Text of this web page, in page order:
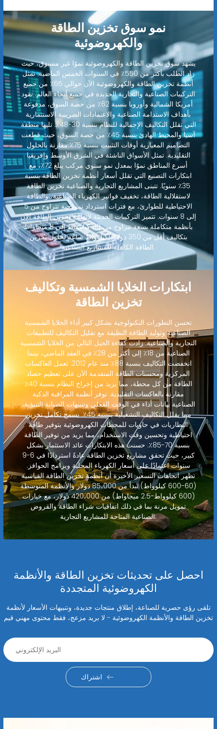
نمو سوق تخزين الطاقة
والكهروضوئية
يشهد سوق تخزين الطاقة والكهروضوئية نموًا غير مسبوق، حيث
زاد الطلب بأكثر من 550٪ في السنوات الخمس الماضية. تمثل
أنظمة تخزين الطاقة والكهروضوئية الآن حوالي 65٪ من جميع
التركيبات الصناعية والتجارية الجديدة في جميع أنحاء العالم. تقود
أمريكا الشمالية وأوروبا بنسبة 62٪ من حصة السوق، مدفوعة
بأهداف الاستدامة الصناعية والاعتمادات الضريبية الاستثمارية
التي تقلل التكاليف الإجمالية للنظام بنسبة 30-48٪. تليها منطقة
آسيا والمحيط الهادئ بنسبة 45٪ من حصة السوق، حيث قطعت
التصاميم المعيارية أوقات التثبيت بنسبة 75٪ مقارنة بالحلول
التقليدية. تمثل الأسواق الناشئة في الشرق الأوسط وإفريقيا
أسرع المناطق نموًا بمعدل نمو سنوي مركب يبلغ 72٪، مع
ابتكارات التصنيع التي تقلل أسعار أنظمة تخزين الطاقة بنسبة
35٪ سنويًا. تتبنى المشاريع التجارية والصناعية تخزين الطاقة
لاستقلالية الطاقة، تخفيف فواتير الكهرباء الصناعية، والطاقة
الاحتياطية للطوارئ، مع فترات استرداد نموذجية تتراوح من 5
إلى 8 سنوات. تتميز التركيبات الحديثة لأنظمة تخزين الطاقة الآن
بأنظمة متكاملة بسعة تتراوح من 80 كيلوواط إلى 8 ميجاواط
بتكاليف أقل من 350 دولارًا/كيلوواط ساعة لحلول تخزين
الطاقة الكاملة للمشاريع الصناعية.
ابتكارات الخلايا الشمسية وتكاليف
تخزين الطاقة
تحسن التطورات التكنولوجية بشكل كبير أداء الخلايا الشمسية
الصناعية وتوليد الطاقة النظيفة مع تقليل التكاليف للتطبيقات
التجارية والصناعية. زادت كفاءة الجيل التالي من الخلايا الشمسية
الصناعية من 18٪ إلى أكثر من 28٪ في العقد الماضي، بينما
انخفضت التكاليف بنسبة 88٪ منذ عام 2012. تعمل العاكسات
المركزية ومحسنات الطاقة المتقدمة الآن على تعظيم حصاد
الطاقة من كل محطة، مما يزيد من إخراج النظام بنسبة 40٪
مقارنة بالعاكسات التقليدية. توفر أنظمة المراقبة الذكية
الصناعية بيانات أداء في الوقت الفعلي وتنبيهات الصيانة التنبؤية،
مما يقلل التكاليف التشغيلية بنسبة 45٪. يسمح تكامل تخزين
البطاريات في حاويات للمحطات الكهروضوئية بتوفير طاقة
احتياطية وتحسين وقت الاستخدام، مما يزيد من توفير الطاقة
بنسبة 70-85٪. حسنت هذه الابتكارات عائد الاستثمار بشكل
كبير، حيث تحقق مشاريع تخزين الطاقة عادةً استردادًا في 6-9
سنوات اعتمادًا على أسعار الكهرباء المحلية وبرامج الحوافز.
تظهر اتجاهات التسعير الأخيرة أن أنظمة تخزين الطاقة القياسية
(60-600 كيلوواط) تبدأ من 85،000 دولار والأنظمة المتوسطة
(600 كيلوواط-2.5 ميجاواط) من 420،000 دولار، مع خيارات
تمويل مرنة بما في ذلك اتفاقيات شراء الطاقة والقروض
الصناعية المتاحة للمشاريع التجارية.
احصل على تحديثات تخزين الطاقة والأنظمة
الكهروضوئية المتجددة
تلقى رؤى حصرية للصناعة، إطلاق منتجات جديدة، وتنبيهات الأسعار لأنظمة
تخزين الطاقة والأنظمة الكهروضوئية - لا بريد مزعج، فقط محتوى مهني قيم
اشتراك